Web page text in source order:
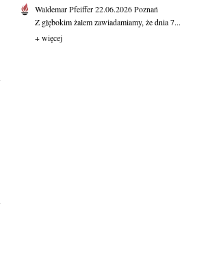
Waldemar Pfeiffer22.06.2026Poznań
Z głębokim żalem zawiadamiamy, że dnia 7...
+ więcej